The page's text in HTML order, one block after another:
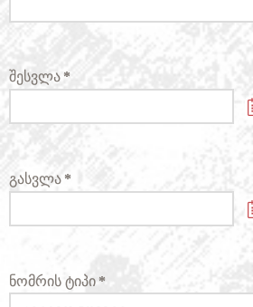
შესვლა *
გასვლა *
ნომრის ტიპი*